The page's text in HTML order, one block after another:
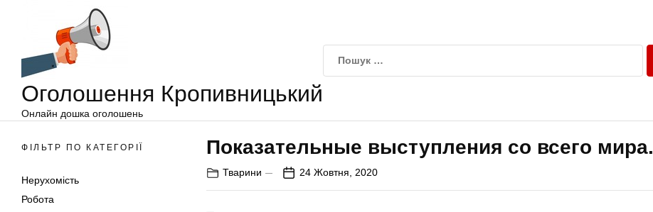
Оголошення Кропивницький
Онлайн дошка оголошень
ФІЛЬТР ПО КАТЕГОРІЇ
Нерухомість
Робота
Показательные выступления со всего мира.
Тварини 24 Жовтня, 2020